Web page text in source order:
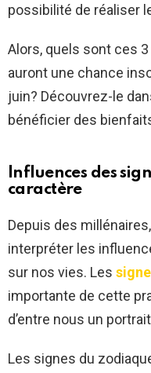
possibilité de réaliser
Alors, quels sont ces 3
auront une chance
juin? Découvrez-le
bénéficier des
Influences des
caractère
Depuis des
interpréter les
sur nos vies. Les
importante de cette
d’entre nous un
Les signes du